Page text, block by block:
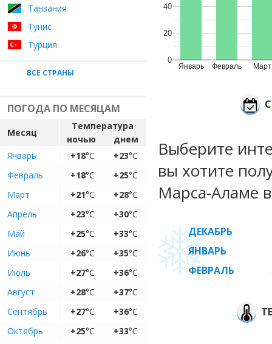
Танзания
Тунис
Турция
ВСЕ СТРАНЫ
ПОГОДА ПО МЕСЯЦАМ
Месяц
Температура
ночью
днем
Январь
+18°C +23°C
Февраль
+18°C +25°C
Март
+21°C +28°C
Апрель
+23°C +30°C
Май
+25°C +33°C
Июнь
+26°C +35°C
Июль
+27°C +36°C
Август
+28°C +37°C
Сентябрь
+27°C +36°C
Октябрь
+25°C +33°C
Январь Февраль Март
0
20
40
Выберите
вы хотите
Марса-Аламе
ДЕКАБРЬ
ЯНВАРЬ
ФЕВРАЛЬ